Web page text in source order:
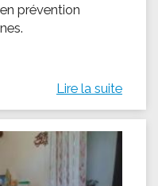
prévention
Lire la suite